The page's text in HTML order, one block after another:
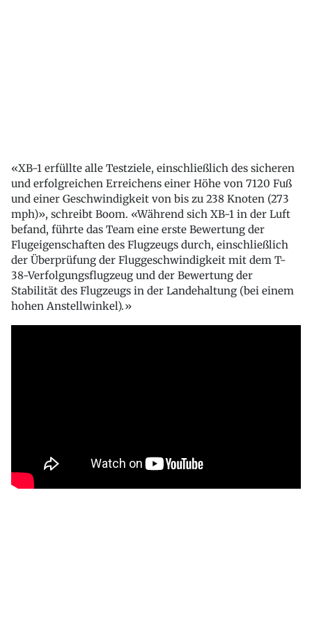
«XB-1 erfüllte alle Testziele, einschließlich des sicheren
und erfolgreichen Erreichens einer Höhe von 7120 Fuß
und einer Geschwindigkeit von bis zu 238 Knoten (273
mph)», schreibt Boom. «Während sich XB-1 in der Luft
befand, führte das Team eine erste Bewertung der
Flugeigenschaften des Flugzeugs durch, einschließlich
der Überprüfung der Fluggeschwindigkeit mit dem T-
38-Verfolgungsflugzeug und der Bewertung der
Stabilität des Flugzeugs in der Landehaltung (bei einem
hohen Anstellwinkel).»